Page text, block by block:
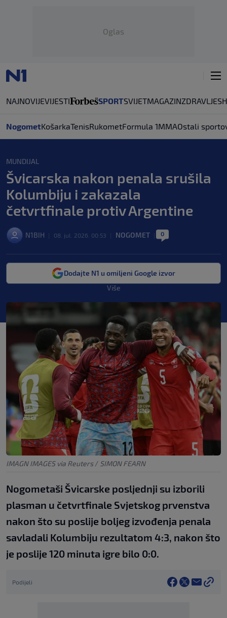
Oglas
NAJNOVIJEVIJESTI SPORTSVIJETMAGAZINZDRAVLJE
NogometKošarkaTenisRukometFormula 1MMAOstali
MUNDIJAL
Švicarska nakon penala srušila
Kolumbiju i zakazala
četvrtfinale protiv Argentine
N1BIH 08. jul. 2026. 00:53 NOGOMET 0
Dodajte N1 u omiljeni Google izvor
Više
IMAGN IMAGES via Reuters / SIMON FEARN
Nogometaši Švicarske posljednji su izborili
plasman u četvrtfinale Svjetskog prvenstva
nakon što su poslije boljeg izvođenja penala
savladali Kolumbiju rezultatom 4:3, nakon što
je poslije 120 minuta igre bilo 0:0.
Podijeli